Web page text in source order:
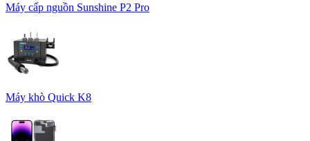
Máy cấp nguồn Sunshine P2 Pro
Máy khò Quick K8